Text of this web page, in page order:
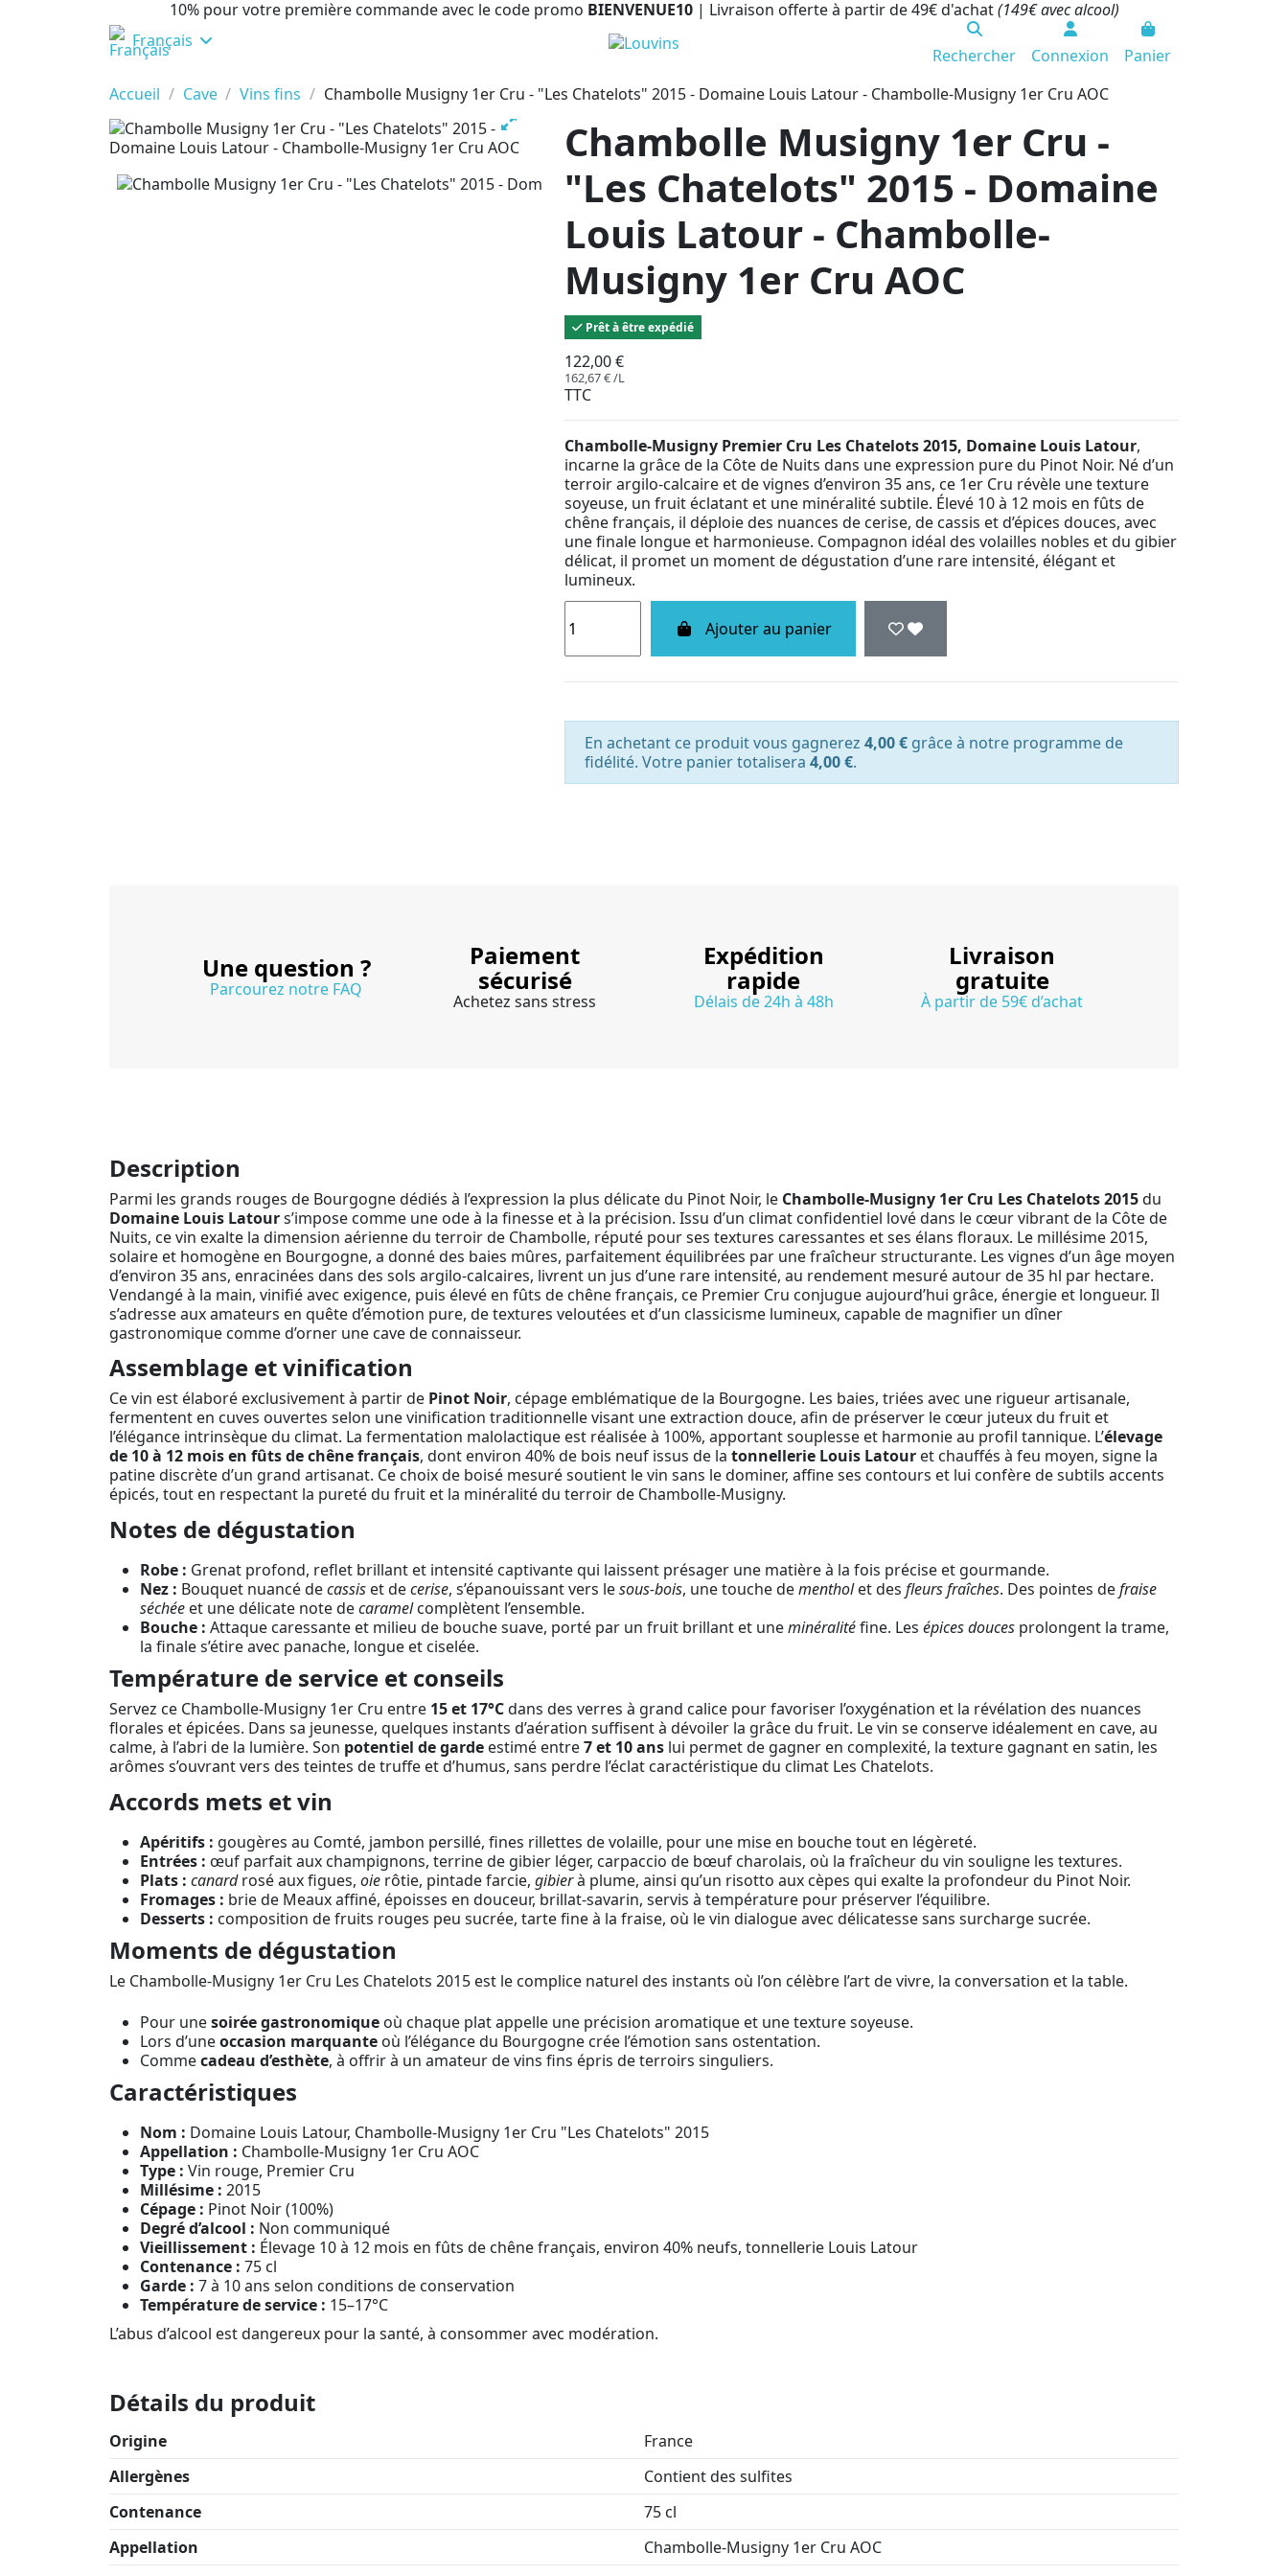
10% pour votre première commande avec le code promo BIENVENUE10 | Livraison offerte à partir de 49€ d'achat(149€ avec alcool)
Français
Rechercher Connexion
Panier
Accueil
Cave Vins fins Chambolle Musigny 1er Cru - "Les Chatelots" 2015 - Domaine Louis Latour - Chambolle-Musigny 1er Cru AOC
Chambolle Musigny 1er Cru -
"Les Chatelots" 2015 - Domaine
Louis Latour - Chambolle-
Musigny 1er Cru AOC
Prêt à être expédié
122,00 €
162,67 € /L
TTC
Chambolle-Musigny Premier Cru Les Chatelots 2015, Domaine Louis Latour,
incarne la grâce de la Côte de Nuits dans une expression pure du Pinot Noir. Né d’un
terroir argilo-calcaire et de vignes d’environ 35 ans, ce 1er Cru révèle une texture
soyeuse, un fruit éclatant et une minéralité subtile. Élevé 10 à 12 mois en fûts de
chêne français, il déploie des nuances de cerise, de cassis et d’épices douces, avec
une finale longue et harmonieuse. Compagnon idéal des volailles nobles et du gibier
délicat, il promet un moment de dégustation d’une rare intensité, élégant et
lumineux.
Ajouter au panier
En achetant ce produit vous gagnerez 4,00 € grâce à notre programme de
fidélité. Votre panier totalisera 4,00 €.
Une question ?
Parcourez notre FAQ
Paiement
sécurisé
Achetez sans stress
Expédition
rapide
Délais de 24h à 48h
Livraison
gratuite
À partir de 59€ d’achat
Description
Parmi les grands rouges de Bourgogne dédiés à l’expression la plus délicate du Pinot Noir, le Chambolle-Musigny 1er Cru Les Chatelots 2015du
Domaine Louis Latours’impose comme une ode à la finesse et à la précision. Issu d’un climat confidentiel lové dans le cœur vibrant de la Côte de
Nuits, ce vin exalte la dimension aérienne du terroir de Chambolle, réputé pour ses textures caressantes et ses élans floraux. Le millésime 2015,
solaire et homogène en Bourgogne, a donné des baies mûres, parfaitement équilibrées par une fraîcheur structurante. Les vignes d’un âge moyen
d’environ 35 ans, enracinées dans des sols argilo-calcaires, livrent un jus d’une rare intensité, au rendement mesuré autour de 35 hl par hectare.
Vendangé à la main, vinifié avec exigence, puis élevé en fûts de chêne français, ce Premier Cru conjugue aujourd’hui grâce, énergie et longueur. Il
s’adresse aux amateurs en quête d’émotion pure, de textures veloutées et d’un classicisme lumineux, capable de magnifier un dîner
gastronomique comme d’orner une cave de connaisseur.
Assemblage et vinification
Ce vin est élaboré exclusivement à partir de Pinot Noir, cépage emblématique de la Bourgogne. Les baies, triées avec une rigueur artisanale,
fermentent en cuves ouvertes selon une vinification traditionnelle visant une extraction douce, afin de préserver le cœur juteux du fruit et
l’élégance intrinsèque du climat. La fermentation malolactique est réalisée à 100%, apportant souplesse et harmonie au profil tannique. L’élevage
de 10 à 12 mois en fûts de chêne français, dont environ 40% de bois neuf issus de la tonnellerie Louis Latour et chauffés à feu moyen, signe la
patine discrète d’un grand artisanat. Ce choix de boisé mesuré soutient le vin sans le dominer, affine ses contours et lui confère de subtils accents
épicés, tout en respectant la pureté du fruit et la minéralité du terroir de Chambolle-Musigny.
Notes de dégustation
Robe : Grenat profond, reflet brillant et intensité captivante qui laissent présager une matière à la fois précise et gourmande.
Nez : Bouquet nuancé decassis et decerise, s’épanouissant vers lesous-bois, une touche dementholet des fleurs fraîches. Des pointes defraise
séchée et une délicate note decaramelcomplètent l’ensemble.
Bouche : Attaque caressante et milieu de bouche suave, porté par un fruit brillant et uneminéralitéfine. Les épices douces prolongent la trame,
la finale s’étire avec panache, longue et ciselée.
Température de service et conseils
Servez ce Chambolle-Musigny 1er Cru entre 15 et 17°Cdans des verres à grand calice pour favoriser l’oxygénation et la révélation des nuances
florales et épicées. Dans sa jeunesse, quelques instants d’aération suffisent à dévoiler la grâce du fruit. Le vin se conserve idéalement en cave, au
calme, à l’abri de la lumière. Son potentiel de garde estimé entre7 et 10 ans lui permet de gagner en complexité, la texture gagnant en satin, les
arômes s’ouvrant vers des teintes de truffe et d’humus, sans perdre l’éclat caractéristique du climat Les Chatelots.
Accords mets et vin
Apéritifs : gougères au Comté, jambon persillé, fines rillettes de volaille, pour une mise en bouche tout en légèreté.
Entrées : œuf parfait aux champignons, terrine de gibier léger, carpaccio de bœuf charolais, où la fraîcheur du vin souligne les textures.
Plats : canardrosé aux figues, oie rôtie, pintade farcie, gibierà plume, ainsi qu’un risotto aux cèpes qui exalte la profondeur du Pinot Noir.
Fromages : brie de Meaux affiné, époisses en douceur, brillat-savarin, servis à température pour préserver l’équilibre.
Desserts : composition de fruits rouges peu sucrée, tarte fine à la fraise, où le vin dialogue avec délicatesse sans surcharge sucrée.
Moments de dégustation
Le Chambolle-Musigny 1er Cru Les Chatelots 2015 est le complice naturel des instants où l’on célèbre l’art de vivre, la conversation et la table.
Pour unesoirée gastronomique où chaque plat appelle une précision aromatique et une texture soyeuse.
Lors d’uneoccasion marquante où l’élégance du Bourgogne crée l’émotion sans ostentation.
Commecadeau d’esthète, à offrir à un amateur de vins fins épris de terroirs singuliers.
Caractéristiques
Nom : Domaine Louis Latour, Chambolle-Musigny 1er Cru "Les Chatelots" 2015
Appellation : Chambolle-Musigny 1er Cru AOC
Type : Vin rouge, Premier Cru
Millésime : 2015
Cépage : Pinot Noir (100%)
Degré d’alcool : Non communiqué
Vieillissement : Élevage 10 à 12 mois en fûts de chêne français, environ 40% neufs, tonnellerie Louis Latour
Contenance : 75 cl
Garde : 7 à 10 ans selon conditions de conservation
Température de service : 15–17°C
L’abus d’alcool est dangereux pour la santé, à consommer avec modération.
Détails du produit
Origine
France
Allergènes
Contient des sulfites
Contenance
75 cl
Appellation
Chambolle-Musigny 1er Cru AOC